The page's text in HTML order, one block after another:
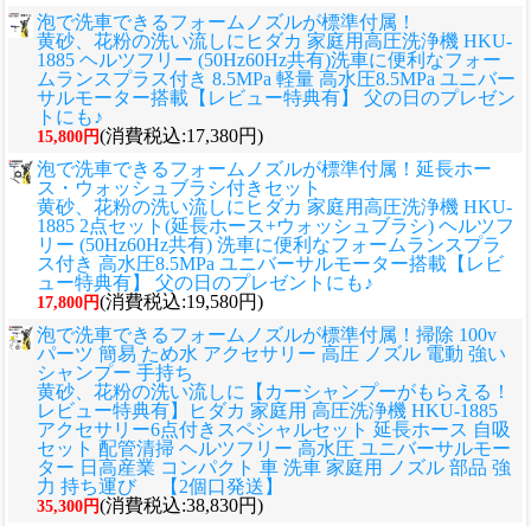
泡で洗車できるフォームノズルが標準付属！
黄砂、花粉の洗い流しに ヒダカ 家庭用高圧洗浄機 HKU-
1885 ヘルツフリー (50Hz60Hz共有)洗車に便利なフォー
ムランスプラス付き 8.5MPa 軽量 高水圧8.5MPa ユニバー
サルモーター搭載【レビュー特典有】 父の日のプレゼン
トにも♪
15,800円(消費税込:17,380円)
泡で洗車できるフォームノズルが標準付属！延長ホー
ス・ウォッシュブラシ付きセット
黄砂、花粉の洗い流しに ヒダカ 家庭用高圧洗浄機 HKU-
1885 2点セット(延長ホース+ウォッシュブラシ) ヘルツフ
リー (50Hz60Hz共有) 洗車に便利なフォームランスプラ
ス付き 高水圧8.5MPa ユニバーサルモーター搭載【レビ
ュー特典有】 父の日のプレゼントにも♪
17,800円(消費税込:19,580円)
泡で洗車できるフォームノズルが標準付属！掃除 100v
パーツ 簡易 ため水 アクセサリー 高圧 ノズル 電動 強い
シャンプー 手持ち
黄砂、花粉の洗い流しに
【カーシャンプーがもらえる！
レビュー特典有】ヒダカ 家庭用 高圧洗浄機 HKU-1885
アクセサリー6点付きスペシャルセット 延長ホース 自吸
セット 配管清掃 ヘルツフリー 高水圧 ユニバーサルモー
ター 日高産業 コンパクト 車 洗車 家庭用 ノズル 部品 強
力 持ち運び 【2個口発送】
35,300円(消費税込:38,830円)